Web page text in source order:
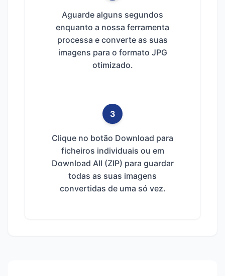
Aguarde alguns segundos
enquanto a nossa ferramenta
processa e converte as suas
imagens para o formato JPG
otimizado.
3
Clique no botão Download para
ficheiros individuais ou em
Download All (ZIP) para guardar
todas as suas imagens
convertidas de uma só vez.